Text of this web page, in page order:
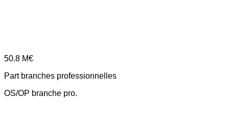
50.8 M€
Part branches professionnelles
OS/OP branche pro.